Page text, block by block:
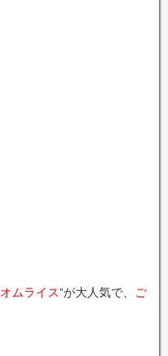
オムライス”が大人気で、
ご